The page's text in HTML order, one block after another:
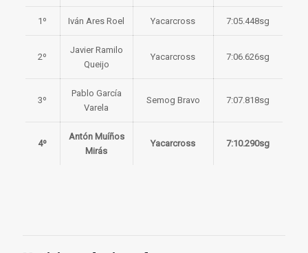
1º Iván Ares Roel Yacarcross 7:05.448sg
2º
Javier Ramilo
Queijo
Yacarcross 7:06.626sg
3º
Pablo García
Varela
Semog Bravo 7:07.818sg
4º
Antón Muíños
Mirás
Yacarcross 7:10.290sg